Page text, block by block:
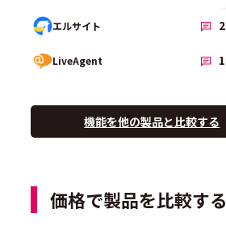
エルサイト 2
LiveAgent 1
機能を他の製品と比較する
価格で製品を比較する